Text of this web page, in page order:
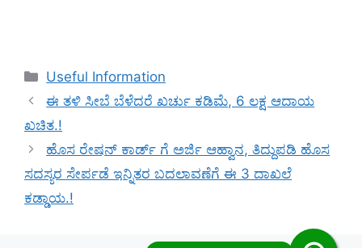
Categories
Useful Information
ಈ ತಳಿ ಸೀಬೆ ಬೆಳೆದರೆ ಖರ್ಚು ಕಡಿಮೆ, 6 ಲಕ್ಷ ಆದಾಯ
ಖಚಿತ.!
ಹೊಸ ರೇಷನ್ ಕಾರ್ಡ್ ಗೆ ಅರ್ಜಿ ಆಹ್ವಾನ, ತಿದ್ದುಪಡಿ ಹೊಸ
ಸದಸ್ಯರ ಸೇರ್ಪಡೆ ಇನ್ನಿತರ ಬದಲಾವಣೆಗೆ ಈ 3 ದಾಖಲೆ
ಕಡ್ಡಾಯ.!